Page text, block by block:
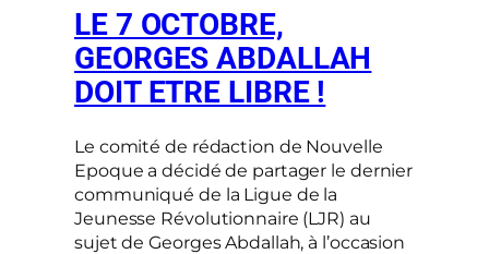
LE 7 OCTOBRE,
GEORGES ABDALLAH
DOIT ETRE LIBRE !
Le comité de rédaction de Nouvelle
Epoque a décidé de partager le dernier
communiqué de la Ligue de la
Jeunesse Révolutionnaire (LJR) au
sujet de Georges Abdallah, à l’occasion